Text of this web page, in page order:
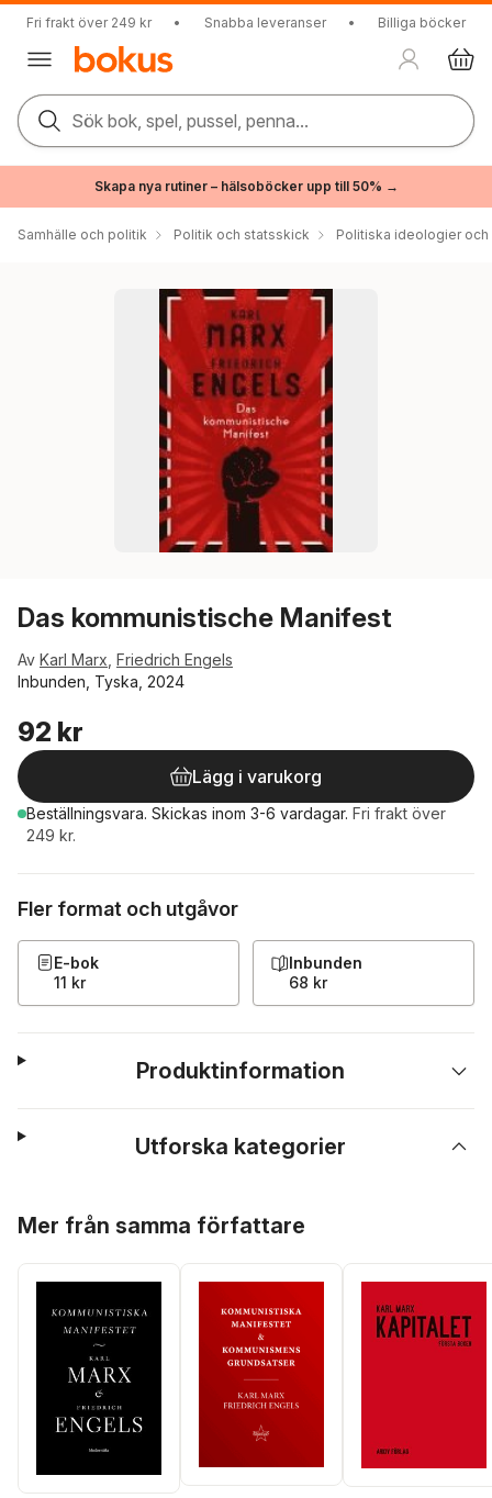
Fri frakt över 249 kr • Snabba leveranser • Billiga böcker
Sök bok, spel, pussel, penna...
Skapa nya rutiner – hälsoböcker upp till 50% →
Samhälle och politik Politik och statsskick Politiska ideologier och
Das kommunistische Manifest
Av Karl Marx Friedrich Engels
Inbunden, Tyska, 2024
92 kr
Lägg i varukorg
Beställningsvara. Skickas inom 3-6 vardagar. Fri frakt över
249 kr.
Fler format och utgåvor
E-bok
11 kr
Inbunden
68 kr
Produktinformation
Utforska kategorier
Mer från samma författare